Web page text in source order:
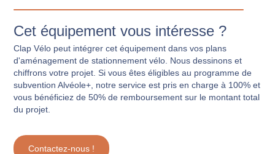
Cet équipement vous intéresse ?
Clap Vélo peut intégrer cet équipement dans vos plans
d'aménagement de stationnement vélo. Nous dessinons et
chiffrons votre projet. Si vous êtes éligibles au programme de
subvention Alvéole+, notre service est pris en charge à 100% et
vous bénéficiez de 50% de remboursement sur le montant total
du projet.
Contactez-nous !